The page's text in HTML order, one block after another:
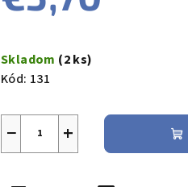
cena:
Skladom (2 ks)
Kód: 131
+
−